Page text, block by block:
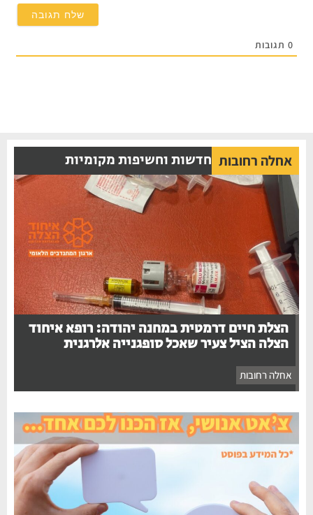
0תגובות
אחלה רחובות חדשות וחשיפות מקומיות
הצלת חיים דרמטית במחנה יהודה: רופא איחוד
הצלה הציל צעיר שאכל סופגנייה אלרגנית
אחלה רחובות